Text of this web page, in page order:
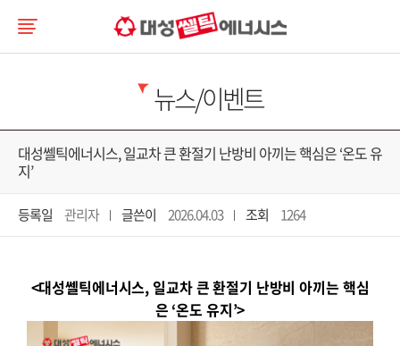
뉴스/이벤트
대성쎌틱에너시스, 일교차 큰 환절기 난방비 아끼는 핵심은 ‘온도 유
지’
등록일 관리자 글쓴이 2026.04.03 조회 1264
<대성쎌틱에너시스, 일교차 큰 환절기 난방비 아끼는 핵심
은 ‘온도 유지’>